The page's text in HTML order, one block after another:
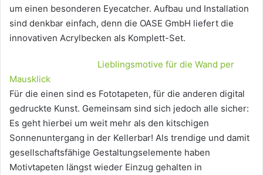
um einen besonderen Eyecatcher. Aufbau und Installation
sind denkbar einfach, denn die OASE GmbH liefert die
innovativen Acrylbecken als Komplett-Set.
Lieblingsmotive für die Wand per
Mausklick
Für die einen sind es Fototapeten, für die anderen digital
gedruckte Kunst. Gemeinsam sind sich jedoch alle sicher:
Es geht hierbei um weit mehr als den kitschigen
Sonnenuntergang in der Kellerbar! Als trendige und damit
gesellschaftsfähige Gestaltungselemente haben
Motivtapeten längst wieder Einzug gehalten in